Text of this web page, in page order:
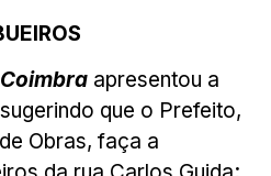
apresentou a
que o Prefeito,
Obras, faça a